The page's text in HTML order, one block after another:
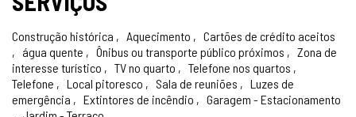
Construção histórica Aquecimento
Cartões de crédito aceitos
água quente
Ônibus ou transporte público próximos
Zona de
interesse turístico
TV no quarto
Telefone nos quartos
Telefone
Local pitoresco Sala de reuniões
Luzes de
emergência
Extintores de incêndio
Garagem - Estacionamento